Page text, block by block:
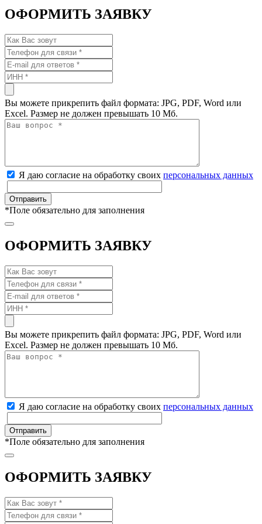
ОФОРМИТЬ ЗАЯВКУ
Вы можете прикрепить файл формата: JPG, PDF, Word или
Excel. Размер не должен превышать 10 Мб.
Я даю согласие на обработку своих персональных данных
*Поле обязательно для заполнения
ОФОРМИТЬ ЗАЯВКУ
Вы можете прикрепить файл формата: JPG, PDF, Word или
Excel. Размер не должен превышать 10 Мб.
Я даю согласие на обработку своих персональных данных
*Поле обязательно для заполнения
ОФОРМИТЬ ЗАЯВКУ